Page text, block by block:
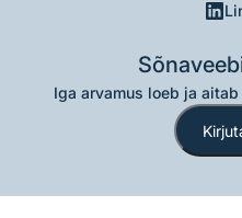
Iga arvamus loeb ja